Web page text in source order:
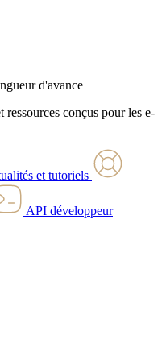
d'avance
conçus pour les e-
et tutoriels
API développeur